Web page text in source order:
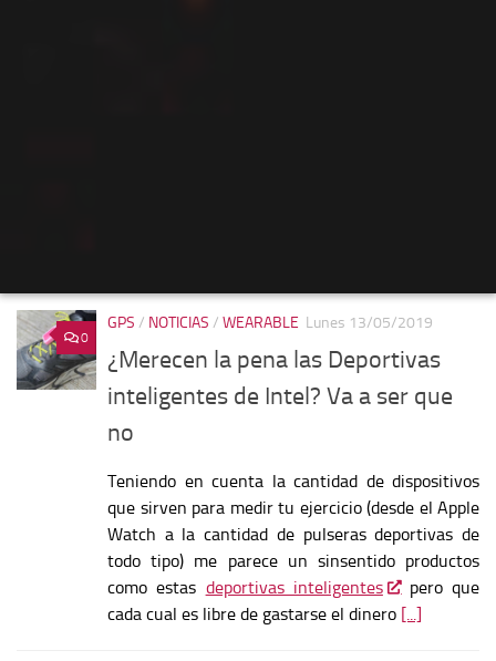
0
GPS / NOTICIAS / WEARABLE Lunes 13/05/2019
¿Merecen la pena las Deportivas
inteligentes de Intel? Va a ser que
no
Teniendo en cuenta la cantidad de dispositivos
que sirven para medir tu ejercicio (desde el Apple
Watch a la cantidad de pulseras deportivas de
todo tipo) me parece un sinsentido productos
como estas deportivas inteligentes
pero que
cada cual es libre de gastarse el dinero [...]